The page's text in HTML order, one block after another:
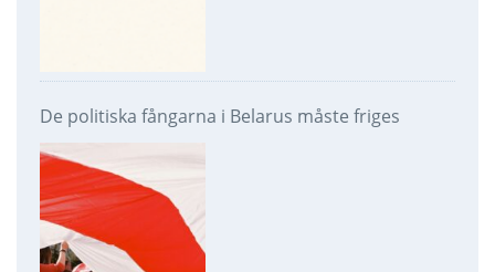
De politiska fångarna i Belarus måste friges